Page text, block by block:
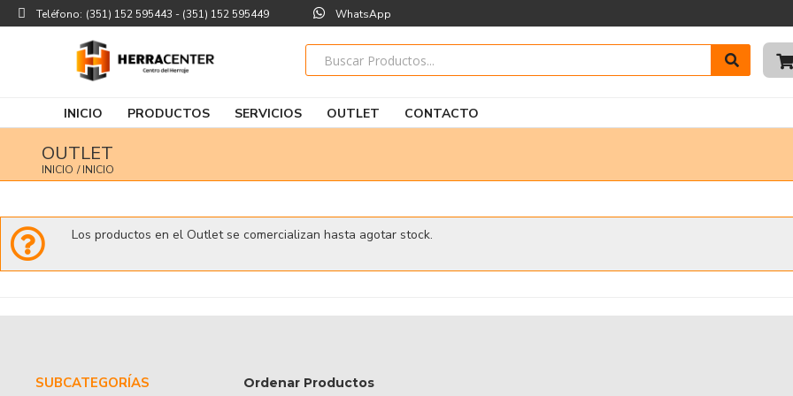
Teléfono: (351) 152 595443 - (351) 152 595449 WhatsApp
INICIO PRODUCTOS SERVICIOS OUTLET CONTACTO
OUTLET
INICIO / INICIO
Los productos en el Outlet se comercializan hasta agotar stock.
SUBCATEGORÍAS
Ordenar Productos